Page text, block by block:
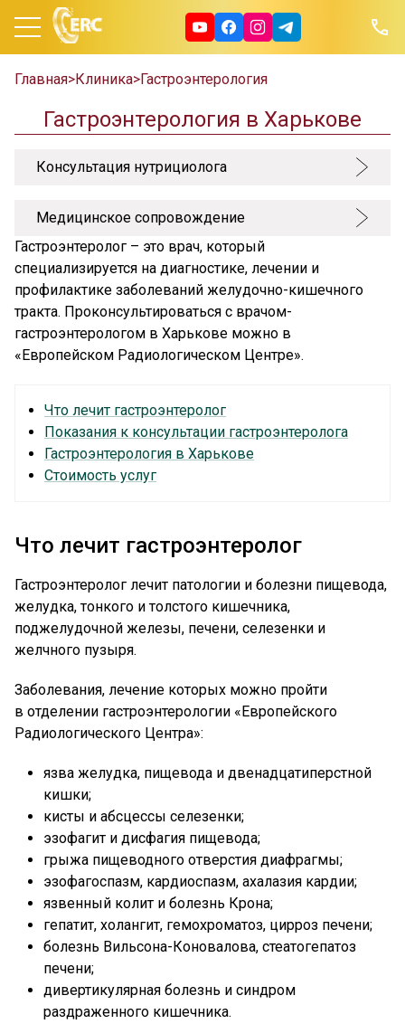
Главная> Клиника> Гастроэнтерология
Гастроэнтерология в Харькове
Консультация нутрициолога
Медицинское сопровождение
Гастроэнтеролог – это врач, который
специализируется на диагностике, лечении и
профилактике заболеваний желудочно-кишечного
тракта. Проконсультироваться с врачом-
гастроэнтерологом в Харькове можно в
«Европейском Радиологическом Центре».
Что лечит гастроэнтеролог
Показания к консультации гастроэнтеролога
Гастроэнтерология в Харькове
Стоимость услуг
Что лечит гастроэнтеролог
Гастроэнтеролог лечит патологии и болезни пищевода,
желудка, тонкого и толстого кишечника,
поджелудочной железы, печени, селезенки и
желчного пузыря.
Заболевания, лечение которых можно пройти
в отделении гастроэнтерологии «Европейского
Радиологического Центра»:
язва желудка, пищевода и двенадцатиперстной
кишки;
кисты и абсцессы селезенки;
эзофагит и дисфагия пищевода;
грыжа пищеводного отверстия диафрагмы;
эзофагоспазм, кардиоспазм, ахалазия кардии;
язвенный колит и болезнь Крона;
гепатит, холангит, гемохроматоз, цирроз печени;
болезнь Вильсона-Коновалова, стеатогепатоз
печени;
дивертикулярная болезнь и синдром
раздраженного кишечника.